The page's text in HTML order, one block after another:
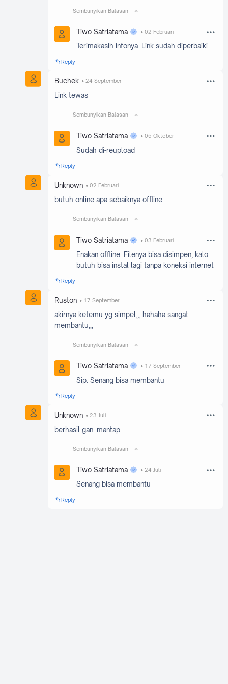
Sembunyikan Balasan
Tiwo Satriatama 02 Februari
Terimakasih infonya. Link sudah diperbaiki
Reply
Buchek 24 September
Link tewas
Sembunyikan Balasan
Tiwo Satriatama 05 Oktober
Sudah di-reupload
Reply
Unknown 02 Februari
butuh online apa sebaiknya offline
Sembunyikan Balasan
Tiwo Satriatama 03 Februari
Enakan offline. Filenya bisa disimpen, kalo
butuh bisa instal lagi tanpa koneksi internet
Reply
Ruston 17 September
akirnya ketemu yg simpel,,, hahaha sangat
membantu,,,
Sembunyikan Balasan
Tiwo Satriatama 17 September
Sip. Senang bisa membantu
Reply
Unknown 23 Juli
berhasil gan. mantap
Sembunyikan Balasan
Tiwo Satriatama 24 Juli
Senang bisa membantu
Reply